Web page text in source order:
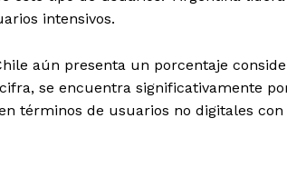
intensivos.
aún presenta un porcentaje
se encuentra significativamente
términos de usuarios no digitales con